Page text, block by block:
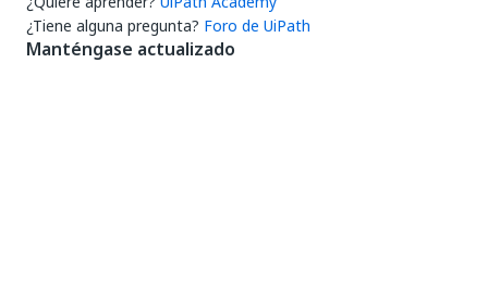
¿Tiene alguna pregunta? Foro de UiPath
Manténgase actualizado